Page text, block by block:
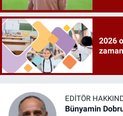
2026
EDITÖR
Bünyamin